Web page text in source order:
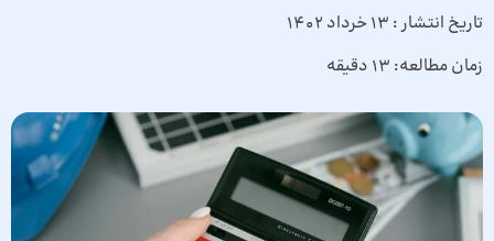
تاریخ انتشار : 13 خرداد 1402
زمان مطالعه: 13 دقیقه